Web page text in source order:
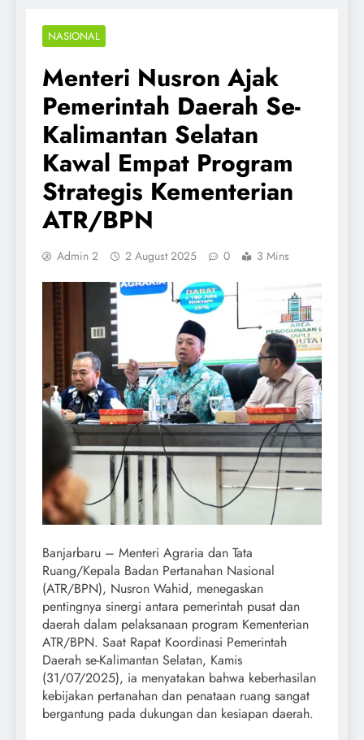
NASIONAL
Menteri Nusron Ajak
Pemerintah Daerah Se-
Kalimantan Selatan
Kawal Empat Program
Strategis Kementerian
ATR/BPN
Admin 2 2 August 2025 0 3 Mins
Banjarbaru – Menteri Agraria dan Tata
Ruang/Kepala Badan Pertanahan Nasional
(ATR/BPN), Nusron Wahid, menegaskan
pentingnya sinergi antara pemerintah pusat dan
daerah dalam pelaksanaan program Kementerian
ATR/BPN. Saat Rapat Koordinasi Pemerintah
Daerah se-Kalimantan Selatan, Kamis
(31/07/2025), ia menyatakan bahwa keberhasilan
kebijakan pertanahan dan penataan ruang sangat
bergantung pada dukungan dan kesiapan daerah.